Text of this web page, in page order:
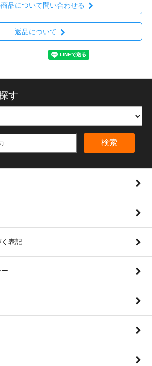
商品について問い合わせる
返品について
す
検索
表記